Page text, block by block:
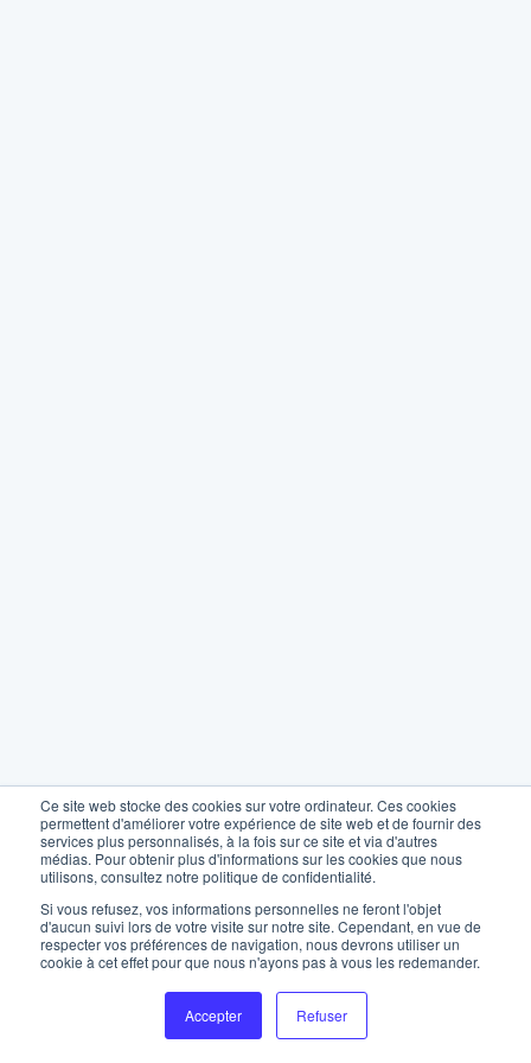
Ce site web stocke des cookies sur votre ordinateur. Ces cookies
permettent d'améliorer votre expérience de site web et de fournir des
services plus personnalisés, à la fois sur ce site et via d'autres
médias. Pour obtenir plus d'informations sur les cookies que nous
utilisons, consultez notre politique de confidentialité.
Si vous refusez, vos informations personnelles ne feront l'objet
d'aucun suivi lors de votre visite sur notre site. Cependant, en vue de
respecter vos préférences de navigation, nous devrons utiliser un
cookie à cet effet pour que nous n'ayons pas à vous les redemander.
Accepter Refuser